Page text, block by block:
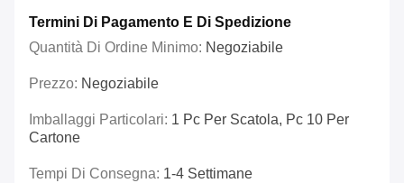
Termini Di Pagamento E Di Spedizione
Quantità Di Ordine Minimo: Negoziabile
Prezzo: Negoziabile
Imballaggi Particolari: 1 Pc Per Scatola, Pc 10 Per
Cartone
Tempi Di Consegna: 1-4 Settimane